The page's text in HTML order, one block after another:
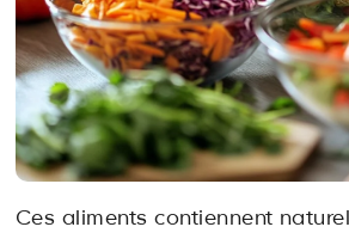
Ces aliments contiennent